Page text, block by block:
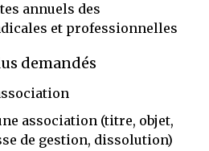
annuels des
et professionnelles
demandés
association (titre, objet,
de gestion, dissolution)